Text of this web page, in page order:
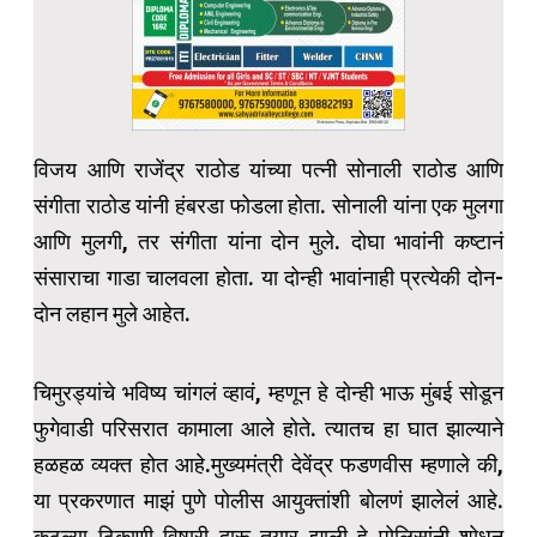
विजय आणि राजेंद्र राठोड यांच्या पत्नी सोनाली राठोड आणि
संगीता राठोड यांनी हंबरडा फोडला होता. सोनाली यांना एक मुलगा
आणि मुलगी, तर संगीता यांना दोन मुले. दोघा भावांनी कष्टानं
संसाराचा गाडा चालवला होता. या दोन्ही भावांनाही प्रत्येकी दोन-
दोन लहान मुले आहेत.
चिमुरड्यांचे भविष्य चांगलं व्हावं, म्हणून हे दोन्ही भाऊ मुंबई सोडून
फुगेवाडी परिसरात कामाला आले होते. त्यातच हा घात झाल्याने
हळहळ व्यक्त होत आहे.मुख्यमंत्री देवेंद्र फडणवीस म्हणाले की,
या प्रकरणात माझं पुणे पोलीस आयुक्तांशी बोलणं झालेलं आहे.